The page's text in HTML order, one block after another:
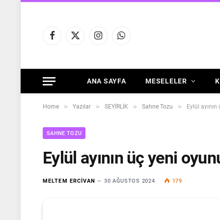
Facebook
X
InstagramWhatsApp
ANA SAYFA MESELELER
Home » Yazılar » SEYİRLİK » Sahne Tozu » Eylül
SAHNE TOZU
Eylül ayının üç yeni
MELTEM ERCIVAN 30 AĞUSTOS 2024 179